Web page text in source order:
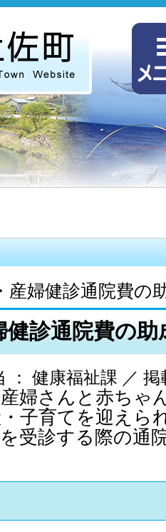
産婦健診通院費の
健診通院費の助
： 健康福祉課 ／ 掲
婦さんと赤ちゃ
子育てを迎えら
受診する際の通